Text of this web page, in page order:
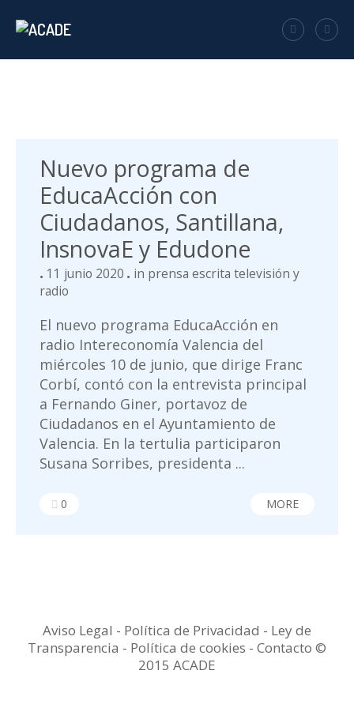
Nuevo programa de
EducaAcción con
Ciudadanos, Santillana,
InsnovaE y Edudone
11 junio 2020 in prensa escrita televisión y
radio
El nuevo programa EducaAcción en
radio Intereconomía Valencia del
miércoles 10 de junio, que dirige Franc
Corbí, contó con la entrevista principal
a Fernando Giner, portavoz de
Ciudadanos en el Ayuntamiento de
Valencia. En la tertulia participaron
Susana Sorribes, presidenta ...
0 MORE
Aviso Legal - Política de Privacidad - Ley de
Transparencia - Política de cookies - Contacto ©
2015 ACADE